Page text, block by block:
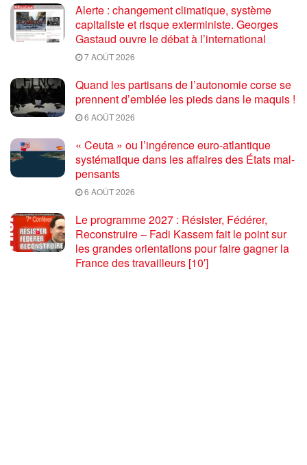
Alerte : changement climatique, système
capitaliste et risque exterministe. Georges
Gastaud ouvre le débat à l’international
7 AOÛT 2026
Quand les partisans de l’autonomie corse se
prennent d’emblée les pieds dans le maquis !
6 AOÛT 2026
« Ceuta » ou l’ingérence euro-atlantique
systématique dans les affaires des États mal-
pensants
6 AOÛT 2026
Le programme 2027 : Résister, Fédérer,
Reconstruire – Fadi Kassem fait le point sur
les grandes orientations pour faire gagner la
France des travailleurs [10′]